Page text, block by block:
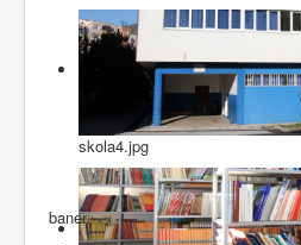
skola4.jpg
baner